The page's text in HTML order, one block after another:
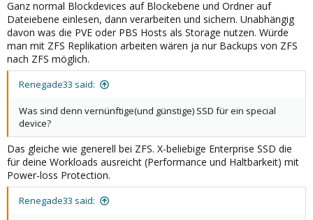
Ganz normal Blockdevices auf Blockebene und Ordner auf
Dateiebene einlesen, dann verarbeiten und sichern. Unabhängig
davon was die PVE oder PBS Hosts als Storage nutzen. Würde
man mit ZFS Replikation arbeiten wären ja nur Backups von ZFS
nach ZFS möglich.
Renegade33 said:
Was sind denn vernünftige(und günstige) SSD für ein special
device?
Das gleiche wie generell bei ZFS. X-beliebige Enterprise SSD die
für deine Workloads ausreicht (Performance und Haltbarkeit) mit
Power-loss Protection.
Renegade33 said: